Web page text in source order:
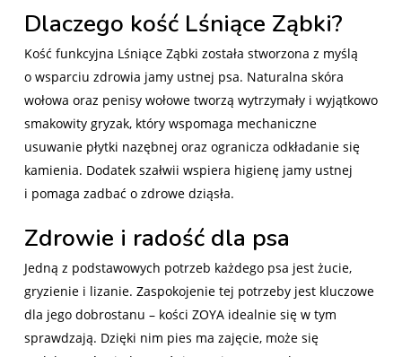
Dlaczego kość Lśniące Ząbki?
Kość funkcyjna Lśniące Ząbki została stworzona z myślą
o wsparciu zdrowia jamy ustnej psa. Naturalna skóra
wołowa oraz penisy wołowe tworzą wytrzymały i wyjątkowo
smakowity gryzak, który wspomaga mechaniczne
usuwanie płytki nazębnej oraz ogranicza odkładanie się
kamienia. Dodatek szałwii wspiera higienę jamy ustnej
i pomaga zadbać o zdrowe dziąsła.
Zdrowie i radość dla psa
Jedną z podstawowych potrzeb każdego psa jest żucie,
gryzienie i lizanie. Zaspokojenie tej potrzeby jest kluczowe
dla jego dobrostanu – kości ZOYA idealnie się w tym
sprawdzają. Dzięki nim pies ma zajęcie, może się